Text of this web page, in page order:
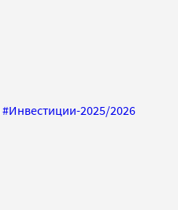
#Инвестиции-2025/2026